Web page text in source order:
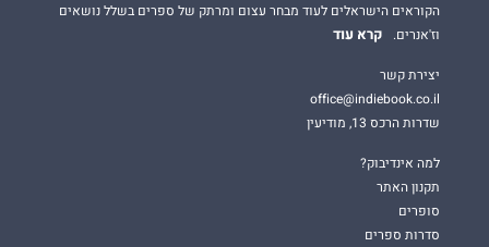
הקוראים הישראלים לעוד מבחר עצום ומרתק של ספרים בשלל נושאים
וז'אנרים.
קרא עוד
יצירת קשר
office@indiebook.co.il
שדרות הרכס 13, מודיעין
למה אינדיבוק?
תקנון האתר
סופרים
סדרות ספרים